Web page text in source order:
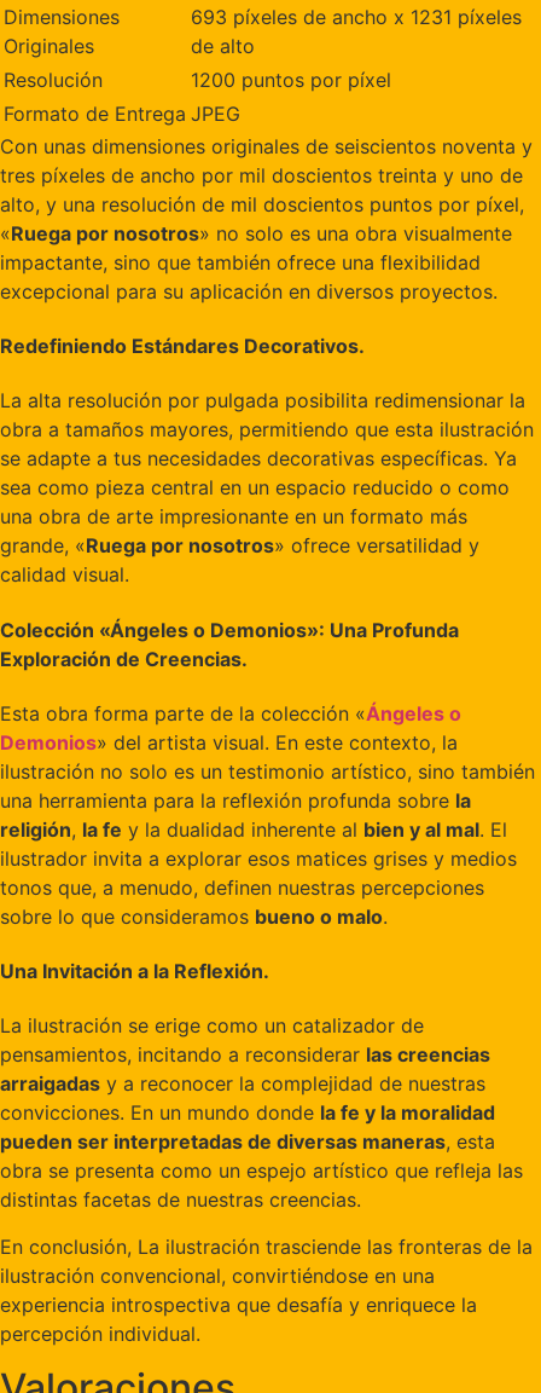
Dimensiones
Originales
693 píxeles de ancho x 1231 píxeles
de alto
Resolución
1200 puntos por píxel
Formato de Entrega JPEG
Con unas dimensiones originales de seiscientos noventa y
tres píxeles de ancho por mil doscientos treinta y uno de
alto, y una resolución de mil doscientos puntos por píxel,
«Ruega por nosotros» no solo es una obra visualmente
impactante, sino que también ofrece una flexibilidad
excepcional para su aplicación en diversos proyectos.
Redefiniendo Estándares Decorativos.
La alta resolución por pulgada posibilita redimensionar la
obra a tamaños mayores, permitiendo que esta ilustración
se adapte a tus necesidades decorativas específicas. Ya
sea como pieza central en un espacio reducido o como
una obra de arte impresionante en un formato más
grande, «Ruega por nosotros» ofrece versatilidad y
calidad visual.
Colección «Ángeles o Demonios»: Una Profunda
Exploración de Creencias.
Esta obra forma parte de la colección «Ángeles o
Demonios» del artista visual. En este contexto, la
ilustración no solo es un testimonio artístico, sino también
una herramienta para la reflexión profunda sobre la
religión, la fe y la dualidad inherente al bien y al mal. El
ilustrador invita a explorar esos matices grises y medios
tonos que, a menudo, definen nuestras percepciones
sobre lo que consideramos bueno o malo.
Una Invitación a la Reflexión.
La ilustración se erige como un catalizador de
pensamientos, incitando a reconsiderar las creencias
arraigadas y a reconocer la complejidad de nuestras
convicciones. En un mundo donde la fe y la moralidad
pueden ser interpretadas de diversas maneras, esta
obra se presenta como un espejo artístico que refleja las
distintas facetas de nuestras creencias.
En conclusión, La ilustración trasciende las fronteras de la
ilustración convencional, convirtiéndose en una
experiencia introspectiva que desafía y enriquece la
percepción individual.